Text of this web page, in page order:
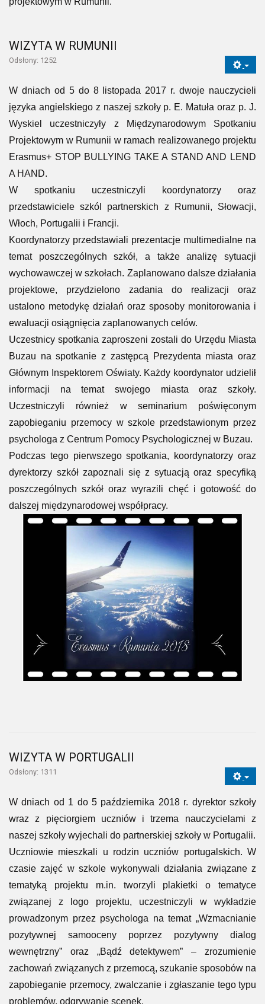
WIZYTA W RUMUNII
Odsłony: 1252
W dniach od 5 do 8 listopada 2017 r. dwoje nauczycieli
języka angielskiego z naszej szkoły p. E. Matuła oraz p. J.
Wyskiel uczestniczyły z Międzynarodowym Spotkaniu
Projektowym w Rumunii w ramach realizowanego projektu
Erasmus+ STOP BULLYING TAKE A STAND AND LEND
A HAND.
W spotkaniu uczestniczyli koordynatorzy oraz
przedstawiciele szkól partnerskich z Rumunii, Słowacji,
Włoch, Portugalii i Francji.
Koordynatorzy przedstawiali prezentacje multimedialne na
temat poszczególnych szkół, a także analizę sytuacji
wychowawczej w szkołach. Zaplanowano dalsze działania
projektowe, przydzielono zadania do realizacji oraz
ustalono metodykę działań oraz sposoby monitorowania i
ewaluacji osiągnięcia zaplanowanych celów.
Uczestnicy spotkania zaproszeni zostali do Urzędu Miasta
Buzau na spotkanie z zastępcą Prezydenta miasta oraz
Głównym Inspektorem Oświaty. Każdy koordynator udzielił
informacji na temat swojego miasta oraz szkoły.
Uczestniczyli również w seminarium poświęconym
zapobieganiu przemocy w szkole przedstawionym przez
psychologa z Centrum Pomocy Psychologicznej w Buzau.
Podczas tego pierwszego spotkania, koordynatorzy oraz
dyrektorzy szkół zapoznali się z sytuacją oraz specyfiką
poszczególnych szkół oraz wyrazili chęć i gotowość do
dalszej międzynarodowej współpracy.
WIZYTA W PORTUGALII
Odsłony: 1311
W dniach od 1 do 5 października 2018 r. dyrektor szkoły
wraz z pięciorgiem uczniów i trzema nauczycielami z
naszej szkoły wyjechali do partnerskiej szkoły w Portugalii.
Uczniowie mieszkali u rodzin uczniów portugalskich. W
czasie zajęć w szkole wykonywali działania związane z
tematyką projektu m.in. tworzyli plakietki o tematyce
związanej z logo projektu, uczestniczyli w wykładzie
prowadzonym przez psychologa na temat „Wzmacnianie
pozytywnej samooceny poprzez pozytywny dialog
wewnętrzny” oraz „Bądź detektywem” – zrozumienie
zachowań związanych z przemocą, szukanie sposobów na
zapobieganie przemocy, zwalczanie i zgłaszanie tego typu
problemów, odgrywanie scenek.